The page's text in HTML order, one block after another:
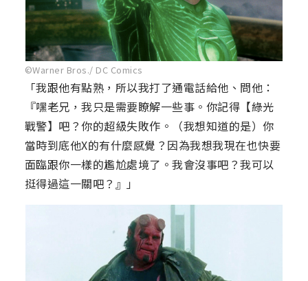
©Warner Bros./ DC Comics
「我跟他有點熟，所以我打了通電話給他、問他：
『嘿老兄，我只是需要瞭解一些事。你記得【綠光
戰警】吧？你的超級失敗作。（我想知道的是）你
當時到底他X的有什麼感覺？因為我想我現在也快要
面臨跟你一樣的尷尬處境了。我會沒事吧？我可以
挺得過這一關吧？』」